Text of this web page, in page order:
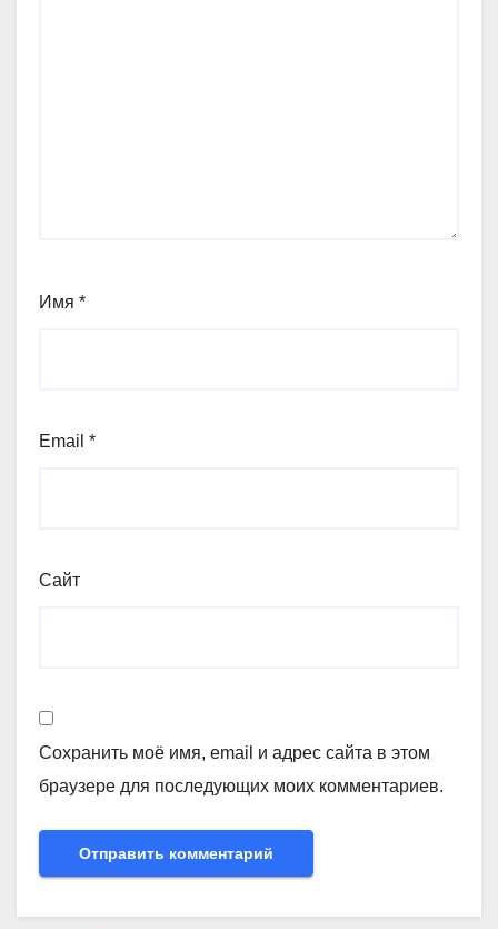
Имя *
Email *
Сайт
Сохранить моё имя, email и адрес сайта в этом
браузере для последующих моих комментариев.